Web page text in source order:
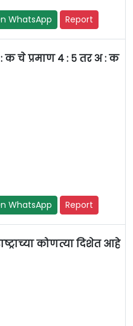
WhatsApp Report
क चे प्रमाण ४ : ५ तर अ : क
WhatsApp Report
कोणत्या दिशेत आहे